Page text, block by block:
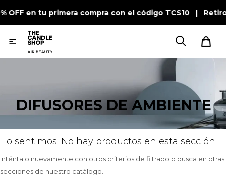
OFF en tu primera compra con el código TCS10 |

DIFUSORES DE AMBIENTE
¡Lo sentimos! No hay productos en esta sección.
Inténtalo nuevamente con otros criterios de filtrado o busca en otras
secciones de nuestro catálogo.